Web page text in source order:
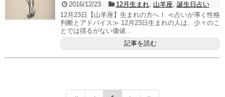
2016/12/23 12月生まれ, 山羊座, 誕生日占い
12月23日【山羊座】生まれの方へ！ ≪占いが導く性格
判断とアドバイス≫ 12月23日生まれの人は、少々のこ
とでは揺るがない価値...
記事を読む